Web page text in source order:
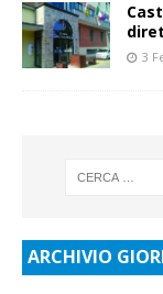
3
ARCHIVIO